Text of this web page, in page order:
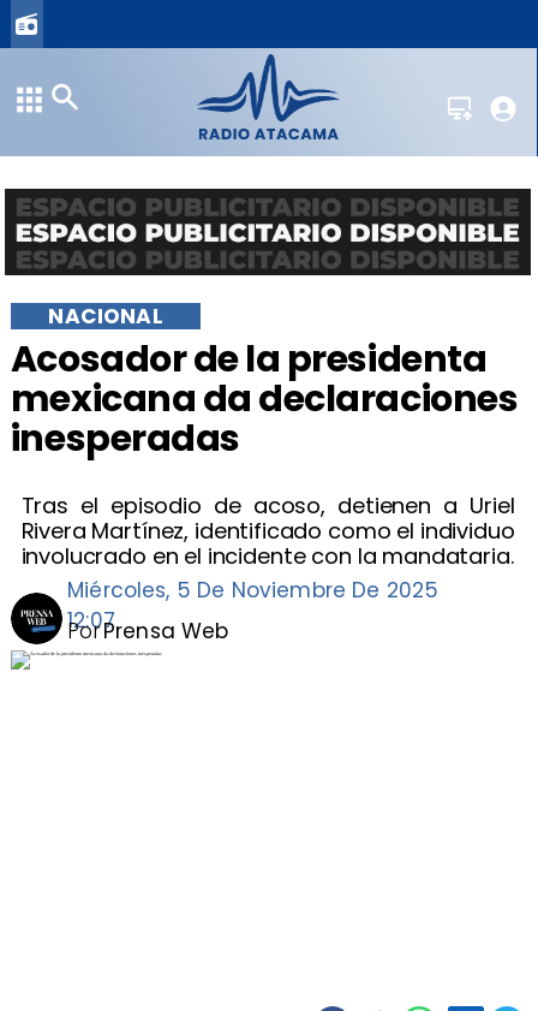
Acosador de la presidenta
mexicana da declaraciones
inesperadas
Tras el episodio de acoso, detienen a Uriel
Rivera Martínez, identificado como el individuo
involucrado en el incidente con la mandataria.
NACIONAL
Miércoles, 5 De Noviembre De 2025
12:07Prensa Web
Por